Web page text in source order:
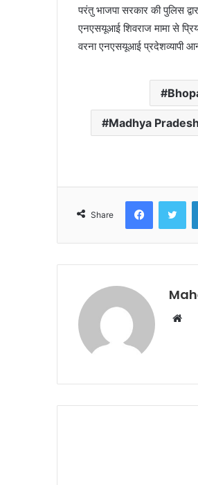
परंतु भाजपा सरकार की पुलिस
एनएसयूआई शिवराज मामा से
वरना एनएसयूआई प्रदेशव्यापी
Madhya
Share
Facebook